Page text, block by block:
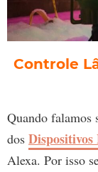
Controle
Quando falamos
dos Dispositivos
Alexa. Por isso